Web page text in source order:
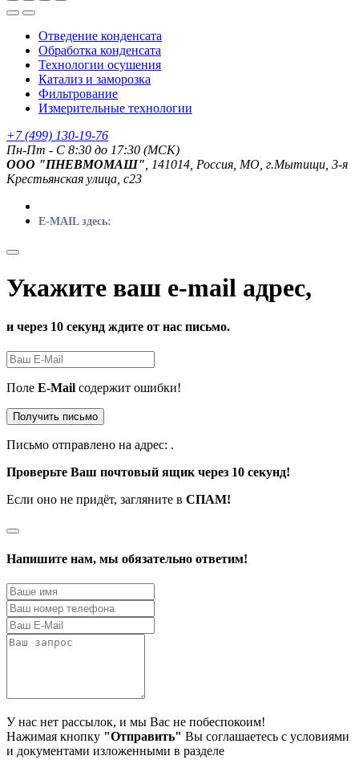
Отведение конденсата
Обработка конденсата
Технологии осушения
Катализ и заморозка
Фильтрование
Измерительные технологии
+7 (499) 130-19-76
Пн-Пт - C 8:30 до 17:30 (МСК)
ООО "ПНЕВМОМАШ" , 141014, Россия, МО, г.Мытищи, 3-я
Крестьянская улица, с23
E-MAIL здесь:
Укажите ваш e-mail адрес,
и через 10 секунд ждите от нас письмо.
Поле E-Mail содержит ошибки!
Получить письмо
Письмо отправлено на адрес: .
Проверьте Ваш почтовый ящик через 10 секунд!
Если оно не придёт, загляните в СПАМ!
Напишите нам, мы обязательно ответим!
У нас нет рассылок, и мы Вас не побеспокоим!
Нажимая кнопку "Отправить" Вы соглашаетесь с условиями
и документами изложенными в разделе